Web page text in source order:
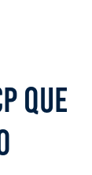
QUE